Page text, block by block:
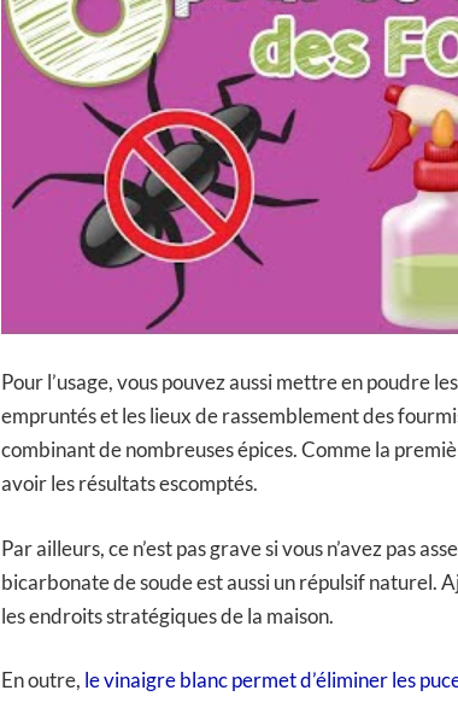
Pour l’usage, vous pouvez aussi mettre en poudre
empruntés et les lieux de rassemblement des
combinant de nombreuses épices. Comme la
avoir les résultats escomptés.
Par ailleurs, ce n’est pas grave si vous n’avez pas
bicarbonate de soude est aussi un répulsif naturel.
les endroits stratégiques de la maison.
En outre, le vinaigre blanc permet d’éliminer les